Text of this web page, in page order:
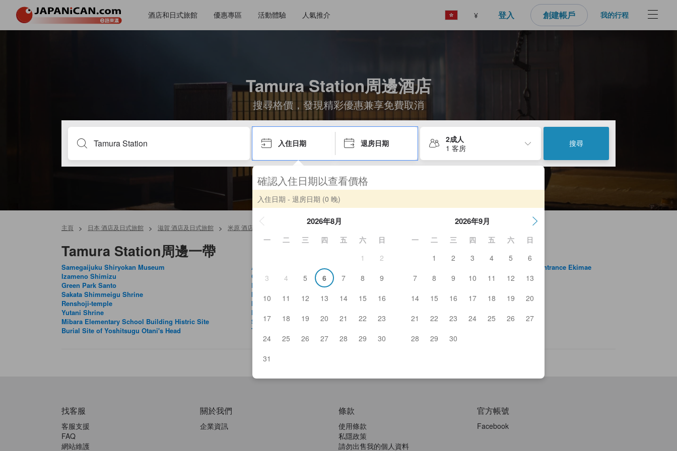
酒店和日式旅館 優惠專區 活動體驗 人氣推介 ¥ 登入 創建帳戶 我的行程
Tamura Station周邊酒店
搜尋格價，發現精彩優惠兼享免費取消
入住日期 退房日期
2成人
1 客房
搜尋
確認入住日期以查看價格
入住日期 - 退房日期 (0 晚)
2026年8月
一 二 三 四 五 六
日
1
2
3
4 5 6 7 8
9
10
11 12 13 14 15
16
17
18 19 20 21 22
23
24
25 26 27 28 29
30
31
2026年9月
一 二 三 四 五 六
日
1
2 3 4 5
6
7
8 9 10 11 12
13
14
15 16 17 18 19
20
21
22 23 24 25 26
27
28
29 30
主頁 > 日本 酒店及日式旅館 > 滋賀 酒店及日式旅館 > 米原 酒店及日式旅館 Tamura Station
Tamura Station周邊一帶
Samegaijuku Shiryokan Museum
Izameno Shimizu
Green Park Santo
Sakata Shimmeigu Shrine
Renshoji-temple
Yutani Shrine
Mibara Elementary School Building Histric Site
Burial Site of Yoshitsugu Otani's Head
Anny Aunt
Cafe Eight
Fumoto
Idutsuya Yonehara Station-head branch
Idutsuya Zairaisen Home Store
Menya Ippuku Maibara
Stendhal
Taifu Maibara
Yamauchi Nojo Yonehara West Entrance Ekimae
Yen
Ibukiyama Driveway
Tamura Station
Chizenin
找客服
客服支援
FAQ
網站維護
關於我們
企業資訊
條款
使用條款
私隱政策
請勿出售我的個人資料
官方帳號
Facebook